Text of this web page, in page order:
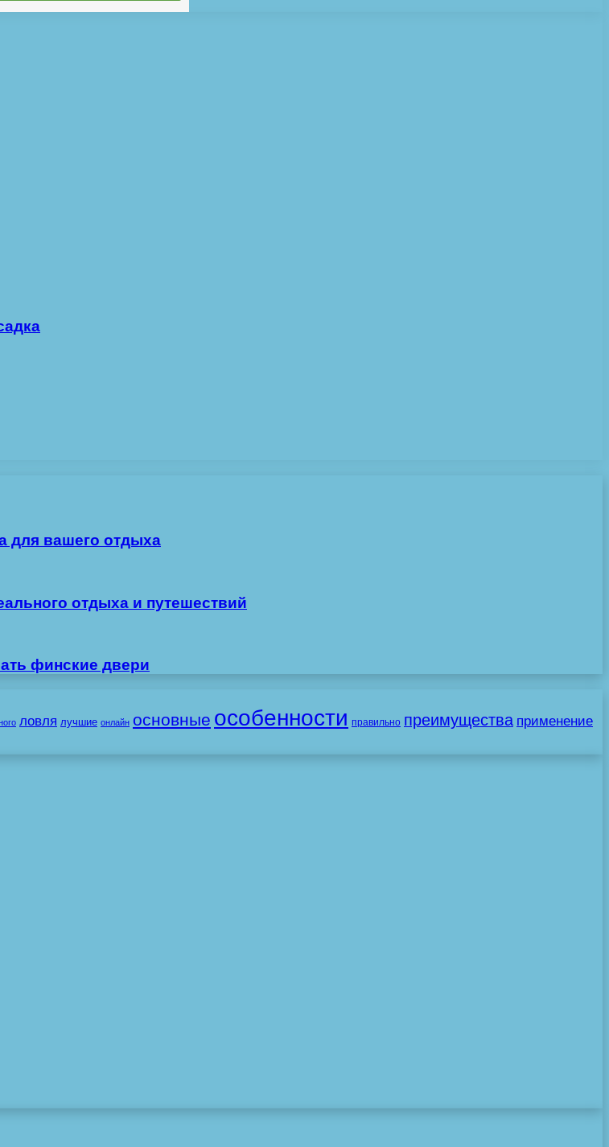
для вашего отдыха
отдыха и путешествий
финские двери
ловля лучшие онлайн основные особенности правильно преимущества применение